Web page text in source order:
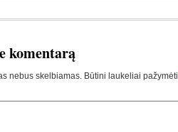
komentarą
nebus skelbiamas. Būtini laukeliai pažymėti